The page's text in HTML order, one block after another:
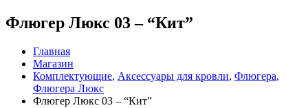
Флюгер Люкс 03 – “Кит”
Главная
Магазин
Комплектующие, Аксессуары для кровли, Флюгера,
Флюгера Люкс
Флюгер Люкс 03 – “Кит”